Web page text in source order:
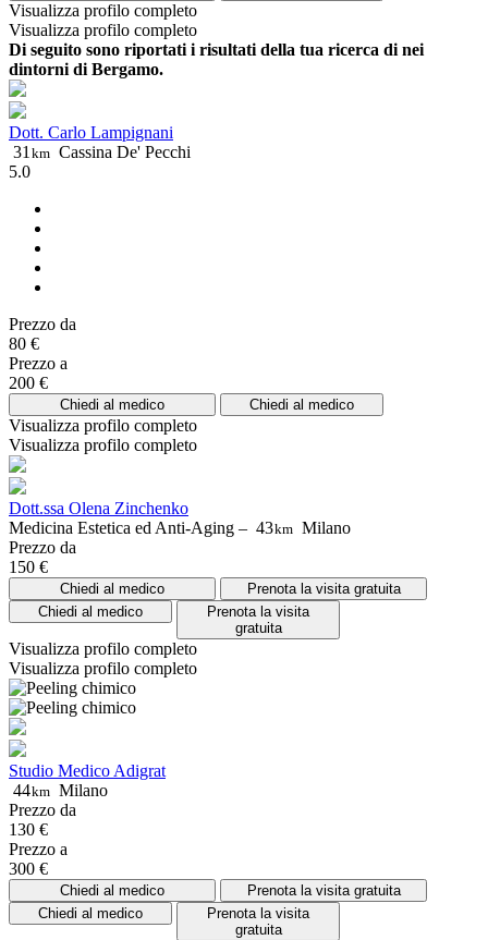
Visualizza profilo completo
Visualizza profilo completo
Di seguito sono riportati i risultati della tua ricerca di nei
dintorni di Bergamo.
Dott. Carlo Lampignani
31km Cassina De' Pecchi
5.0
Prezzo da
80 €
Prezzo a
200 €
Chiedi al medico Chiedi al medico
Visualizza profilo completo
Visualizza profilo completo
Dott.ssa Olena Zinchenko
Medicina Estetica ed Anti-Aging – 43km Milano
Prezzo da
150 €
Chiedi al medico
Prenota la visita gratuita
Chiedi al medico
Prenota la visita
gratuita
Visualizza profilo completo
Visualizza profilo completo
Studio Medico Adigrat
44km Milano
Prezzo da
130 €
Prezzo a
300 €
Chiedi al medico
Prenota la visita gratuita
Chiedi al medico
Prenota la visita
gratuita